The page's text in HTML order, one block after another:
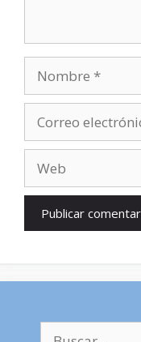
electrónico